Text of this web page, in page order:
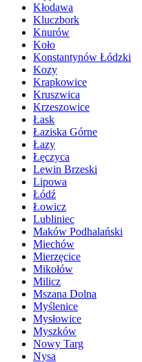
Kłodawa
Kluczbork
Knurów
Koło
Konstantynów Łódzki
Kozy
Krapkowice
Kruszwica
Krzeszowice
Łask
Łaziska Górne
Łazy
Łęczyca
Lewin Brzeski
Lipowa
Łódź
Łowicz
Lubliniec
Maków Podhalański
Miechów
Mierzęcice
Mikołów
Milicz
Mszana Dolna
Myślenice
Mysłowice
Myszków
Nowy Targ
Nysa